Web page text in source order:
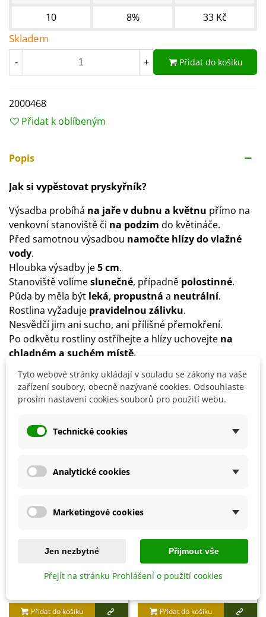
10
8% 33 Kč
Skladem
- + Přidat do košíku
2000468
Přidat k oblíbeným
Popis
Jak si vypěstovat pryskyřník?
Výsadba probíhá na jaře v dubnu a květnu přímo na
venkovní stanoviště či na podzim do květináče.
Před samotnou výsadbou namočte hlízy do vlažné
vody.
Hloubka výsadby je5 cm.
Stanoviště volímeslunečné, případně polostinné.
Půda by měla být leká, propustná a neutrální.
Rostlina vyžaduje pravidelnou zálivku.
Nesvědčí jim ani sucho, ani přílišné přemokření.
Po odkvětu rostliny ostříhejte a hlízy uchovejte na
chladném a suchém místě.
Přidat do košíku Přidat do košíku
Tyto webové stránky ukládají v souladu se zákony na vaše
zařízení soubory, obecně nazývané cookies. Odsouhlaste
prosím nastavení cookies souborů pro použití webu.
Technické cookies
Analytické cookies
Marketingové cookies
Jen nezbytné Přijmout vše
Přejít na stránku Prohlášení o použití cookies